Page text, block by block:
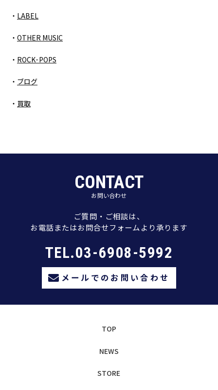
LABEL
OTHER MUSIC
ROCK･POPS
ブログ
買取
CONTACT
お問い合わせ
ご質問・ご相談は、
お電話またはお問合せフォームより承ります
TEL.03-6908-5992
メールでのお問い合わせ
TOP
NEWS
STORE